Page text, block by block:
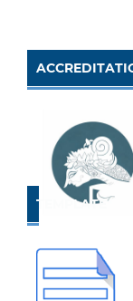
TEMPLATE